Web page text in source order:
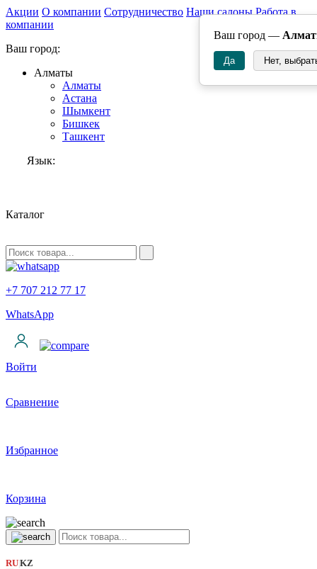
Ваш город —
Да Нет,
Акции О компании Сотрудничество Наши салоны Работа в
компании
Ваш город:
Алматы
Алматы
Астана
Шымкент
Бишкек
Ташкент
Язык:
Каталог
+7 707 212 77 17
WhatsApp
Войти
Сравнение
Избранное
Корзина
RU|KZ